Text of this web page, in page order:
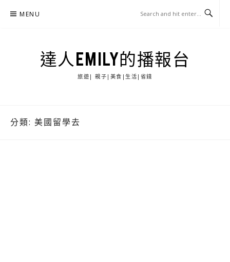
MENU
達人EMILY的播報台
旅遊| 親子|美食|生活|省錢
分類: 美國留學去